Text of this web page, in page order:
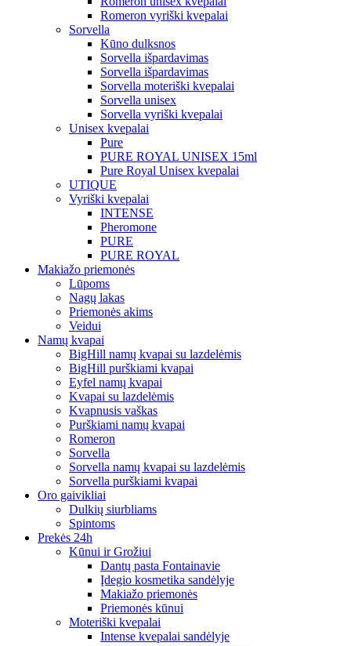
Romeron vyriški kvepalai
Sorvella
Kūno dulksnos
Sorvella išpardavimas
Sorvella išpardavimas
Sorvella moteriški kvepalai
Sorvella unisex
Sorvella vyriški kvepalai
Unisex kvepalai
Pure
PURE ROYAL UNISEX 15ml
Pure Royal Unisex kvepalai
UTIQUE
Vyriški kvepalai
INTENSE
Pheromone
PURE
PURE ROYAL
Makiažo priemonės
Lūpoms
Nagų lakas
Priemonės akims
Veidui
Namų kvapai
BigHill namų kvapai su lazdelėmis
BigHill purškiami kvapai
Eyfel namų kvapai
Kvapai su lazdelėmis
Kvapnusis vaškas
Purškiami namų kvapai
Romeron
Sorvella
Sorvella namų kvapai su lazdelėmis
Sorvella purškiami kvapai
Oro gaivikliai
Dulkių siurbliams
Spintoms
Prekės 24h
Kūnui ir Grožiui
Dantų pasta Fontainavie
Įdegio kosmetika sandėlyje
Makiažo priemonės
Priemonės kūnui
Moteriški kvepalai
Intense kvepalai sandėlyje